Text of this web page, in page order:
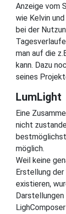
Anzeige vom
wie Kelvin
bei der
man auf die
kann. Dazu
seines
LumLight
Eine
nicht
möglich.
Weil keine
Erstellung
existieren,